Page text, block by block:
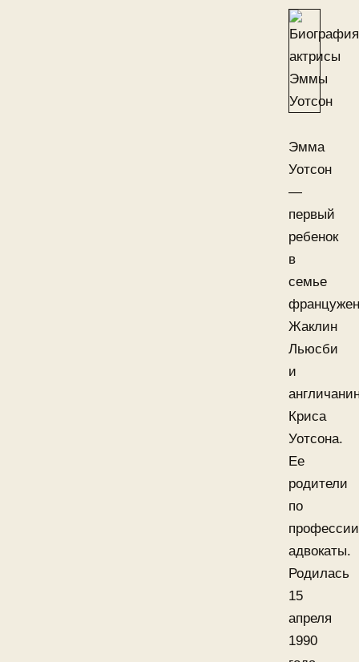
Эмма
Уотсон
—
первый
ребенок
в
семье
Жаклин
Льюсби
и
Криса
Уотсона.
Ее
родители
по
профессии
адвокаты.
Родилась
15
апреля
1990